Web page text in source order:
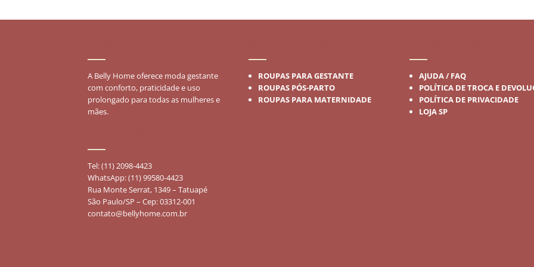
A Belly Home oferece moda gestante
com conforto, praticidade e uso
prolongado para todas as mulheres e
mães.
ROUPAS PARA GESTANTE
ROUPAS PÓS-PARTO
ROUPAS PARA MATERNIDADE
AJUDA / FAQ
POLÍTICA DE TROCA E
POLÍTICA DE PRIVACIDADE
LOJA SP
Tel: (11) 2098-4423
WhatsApp: (11) 99580-4423
Rua Monte Serrat, 1349 – Tatuapé
São Paulo/SP – Cep: 03312-001
contato@bellyhome.com.br